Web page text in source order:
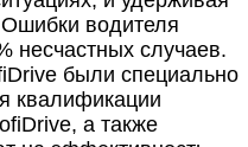
водителя
несчастных случаев.
были специально
квалификации
а также